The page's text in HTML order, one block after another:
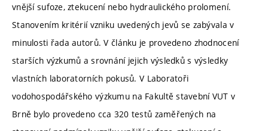
vnější sufoze, ztekucení nebo hydraulického prolomení.
Stanovením kritérií vzniku uvedených jevů se zabývala v
minulosti řada autorů. V článku je provedeno zhodnocení
starších výzkumů a srovnání jejich výsledků s výsledky
vlastních laboratorních pokusů. V Laboratoři
vodohospodářského výzkumu na Fakultě stavební VUT v
Brně bylo provedeno cca 320 testů zaměřených na